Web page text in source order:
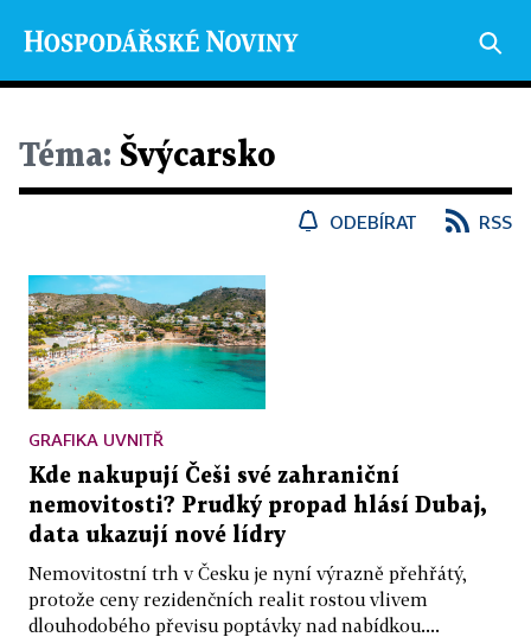
Téma: Švýcarsko
ODEBÍRAT RSS
GRAFIKA UVNITŘ
Kde nakupují Češi své zahraniční
nemovitosti? Prudký propad hlásí Dubaj,
data ukazují nové lídry
Nemovitostní trh v Česku je nyní výrazně přehřátý,
protože ceny rezidenčních realit rostou vlivem
dlouhodobého převisu poptávky nad nabídkou....